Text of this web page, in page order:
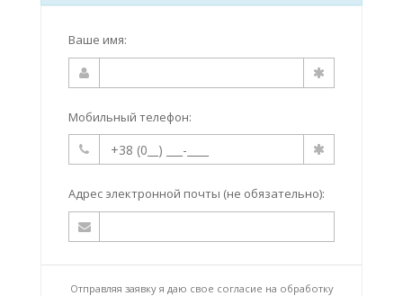
Ваше имя:
Мобильный телефон:
Адрес электронной почты (не обязательно):
Отправляя заявку я даю свое согласие на обработку